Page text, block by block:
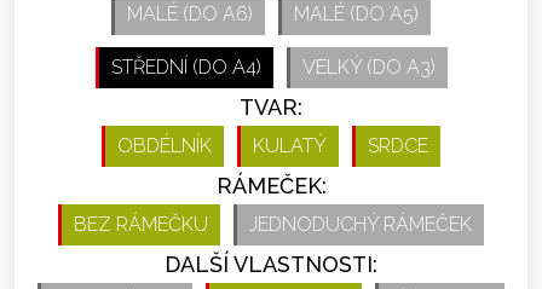
MALÉ (DO A6) MALÉ (DO A5)
STŘEDNÍ (DO A4) VELKÝ (DO A3)
TVAR:
OBDÉLNÍK KULATÝ SRDCE
RÁMEČEK:
BEZ RÁMEČKU JEDNODUCHÝ RÁMEČEK
DALŠÍ VLASTNOSTI: